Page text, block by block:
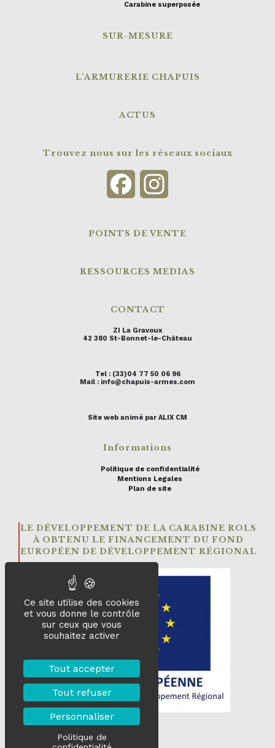
Carabine superposée
SUR-MESURE
L’ARMURERIE CHAPUIS
ACTUS
Trouvez nous sur les réseaux sociaux
Facebook
POINTS DE VENTE
RESSOURCES MEDIAS
CONTACT
ZI La Gravoux
42 380 St-Bonnet-le-Château
Tel : (33)04 77 50 06 96
Mail : info@chapuis-armes.com
Site web animé par ALIX CM
Informations
Politique de confidentialité
Mentions Legales
Plan de site
LE DÉVELOPPEMENT DE LA CARABINE ROLS
À OBTENU LE FINANCEMENT DU FOND
EUROPÉEN DE DÉVELOPPEMENT RÉGIONAL
Ce site utilise des cookies
et vous donne le contrôle
sur ceux que vous
souhaitez activer
Tout accepter
Tout refuser
Personnaliser
Politique de